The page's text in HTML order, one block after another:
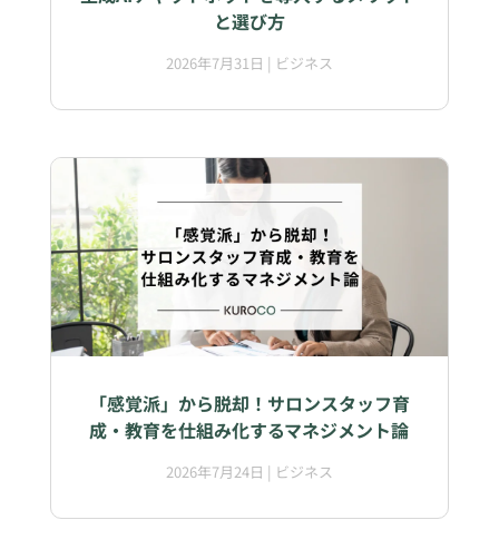
と選び方
2026年7月31日 | ビジネス
「感覚派」から脱却！サロンスタッフ育
成・教育を仕組み化するマネジメント論
2026年7月24日 | ビジネス